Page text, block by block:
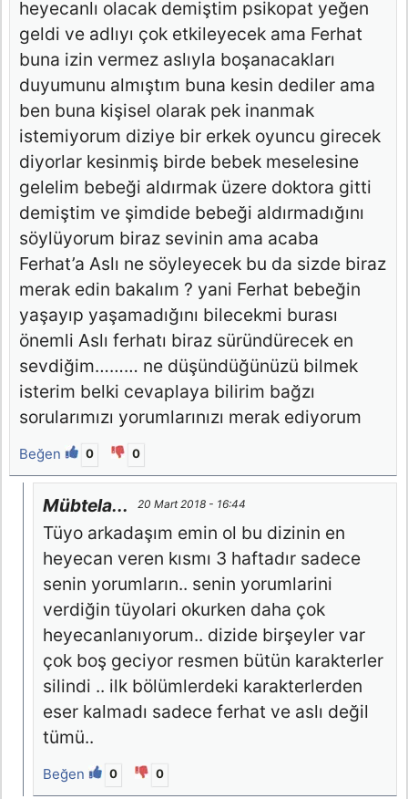
heyecanlı olacak demiştim psikopat yeğen
geldi ve adlıyı çok etkileyecek ama Ferhat
buna izin vermez aslıyla boşanacakları
duyumunu almıştım buna kesin dediler ama
ben buna kişisel olarak pek inanmak
istemiyorum diziye bir erkek oyuncu girecek
diyorlar kesinmiş birde bebek meselesine
gelelim bebeği aldırmak üzere doktora gitti
demiştim ve şimdide bebeği aldırmadığını
söylüyorum biraz sevinin ama acaba
Ferhat’a Aslı ne söyleyecek bu da sizde biraz
merak edin bakalım ? yani Ferhat bebeğin
yaşayıp yaşamadığını bilecekmi burası
önemli Aslı ferhatı biraz süründürecek en
sevdiğim……… ne düşündüğünüzü bilmek
isterim belki cevaplaya bilirim bağzı
sorularımızı yorumlarınızı merak ediyorum
Beğen 0 0
Mübtela... 20 Mart 2018 - 16:44
Tüyo arkadaşım emin ol bu dizinin en
heyecan veren kısmı 3 haftadır sadece
senin yorumların.. senin yorumlarini
verdiğin tüyolari okurken daha çok
heyecanlanıyorum.. dizide birşeyler var
çok boş geciyor resmen bütün karakterler
silindi .. ilk bölümlerdeki karakterlerden
eser kalmadı sadece ferhat ve aslı değil
tümü..
Beğen 0 0